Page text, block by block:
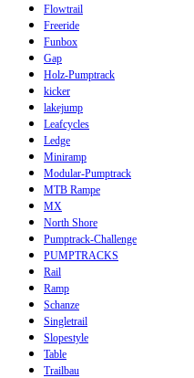
Flowtrail
Freeride
Funbox
Gap
Holz-Pumptrack
kicker
lakejump
Leafcycles
Ledge
Miniramp
Modular-Pumptrack
MTB Rampe
MX
North Shore
Pumptrack-Challenge
PUMPTRACKS
Rail
Ramp
Schanze
Singletrail
Slopestyle
Table
Trailbau